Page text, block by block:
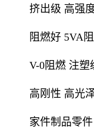
挤出级 高强
阻燃好 5VA
V-0阻燃 注塑
高刚性 高光
家件制品零